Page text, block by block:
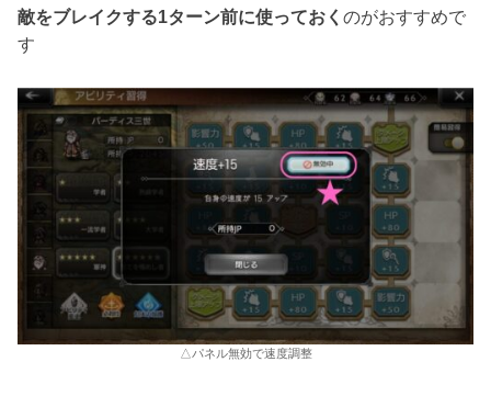
敵をブレイクする1ターン前に使っておく のがおすすめで
す
△パネル無効で速度調整